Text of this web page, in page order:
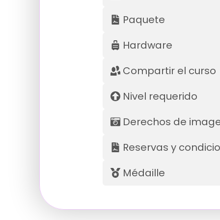
Paquete
Hardware
Compartir el curso
Nivel requerido
Derechos de
Reservas y
Médaille